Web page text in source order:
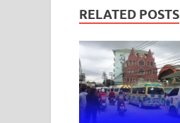
RELATED POSTS